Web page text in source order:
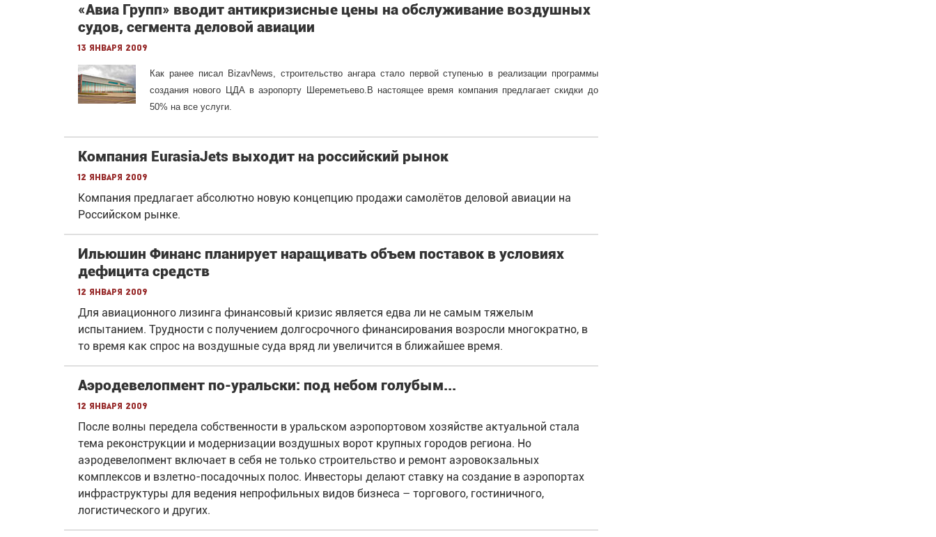
«Авиа Групп» вводит антикризисные цены на обслуживание воздушных
судов, сегмента деловой авиации
13 января 2009
Как ранее писал BizavNews, строительство ангара стало первой ступенью в реализации программы
создания нового ЦДА в аэропорту Шереметьево.В настоящее время компания предлагает скидки до
50% на все услуги.
Компания EurasiaJets выходит на российский рынок
12 января 2009
Компания предлагает абсолютно новую концепцию продажи самолётов деловой авиации на
Российском рынке.
Ильюшин Финанс планирует наращивать объем поставок в условиях
дефицита средств
12 января 2009
Для авиационного лизинга финансовый кризис является едва ли не самым тяжелым
испытанием. Трудности с получением долгосрочного финансирования возросли многократно, в
то время как спрос на воздушные суда вряд ли увеличится в ближайшее время.
Аэродевелопмент по-уральски: под небом голубым...
12 января 2009
После волны передела собственности в уральском аэропортовом хозяйстве актуальной стала
тема реконструкции и модернизации воздушных ворот крупных городов региона. Но
аэродевелопмент включает в себя не только строительство и ремонт аэровокзальных
комплексов и взлетно-посадочных полос. Инвесторы делают ставку на создание в аэропортах
инфраструктуры для ведения непрофильных видов бизнеса – торгового, гостиничного,
логистического и других.